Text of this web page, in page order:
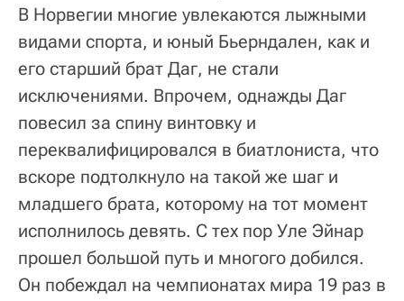
В Норвегии многие увлекаются лыжными
видами спорта, и юный Бьерндален, как и
его старший брат Даг, не стали
исключениями. Впрочем, однажды Даг
повесил за спину винтовку и
переквалифицировался в биатлониста, что
вскоре подтолкнуло на такой же шаг и
младшего брата, которому на тот момент
исполнилось девять. С тех пор Уле Эйнар
прошел большой путь и многого добился.
Он побеждал на чемпионатах мира 19 раз в